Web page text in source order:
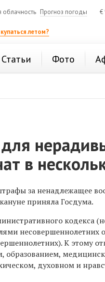
облачность Прогноз погоды €
летом?
Статьи Фото
в
за ненадлежащее
приняла Госдума.
кодекса
несовершеннолетних
К этому
образованием,
духовном и